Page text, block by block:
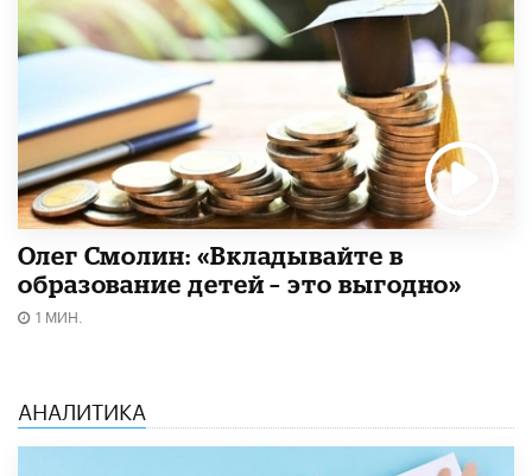
Олег Смолин: «Вкладывайте в
образование детей – это выгодно»
1 МИН.
АНАЛИТИКА